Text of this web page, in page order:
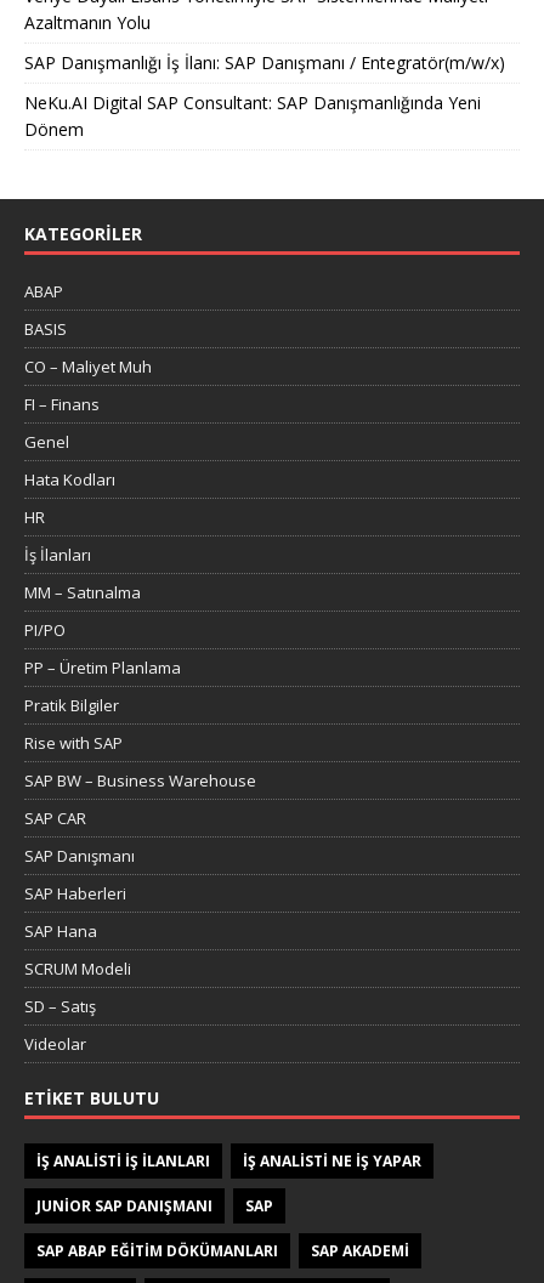
Azaltmanın Yolu
SAP Danışmanlığı İş İlanı: SAP Danışmanı / Entegratör(m/w/x)
NeKu.AI Digital SAP Consultant: SAP Danışmanlığında Yeni
Dönem
KATEGORILER
ABAP
BASIS
CO – Maliyet Muh
FI – Finans
Genel
Hata Kodları
HR
İş İlanları
MM – Satınalma
PI/PO
PP – Üretim Planlama
Pratik Bilgiler
Rise with SAP
SAP BW – Business Warehouse
SAP CAR
SAP Danışmanı
SAP Haberleri
SAP Hana
SCRUM Modeli
SD – Satış
Videolar
ETIKET BULUTU
IŞ ANALISTI IŞ ILANLARI IŞ ANALISTI NE IŞ YAPAR
JUNIOR SAP DANIŞMANI SAP
SAP ABAP EĞITIM DÖKÜMANLARI SAP AKADEMI